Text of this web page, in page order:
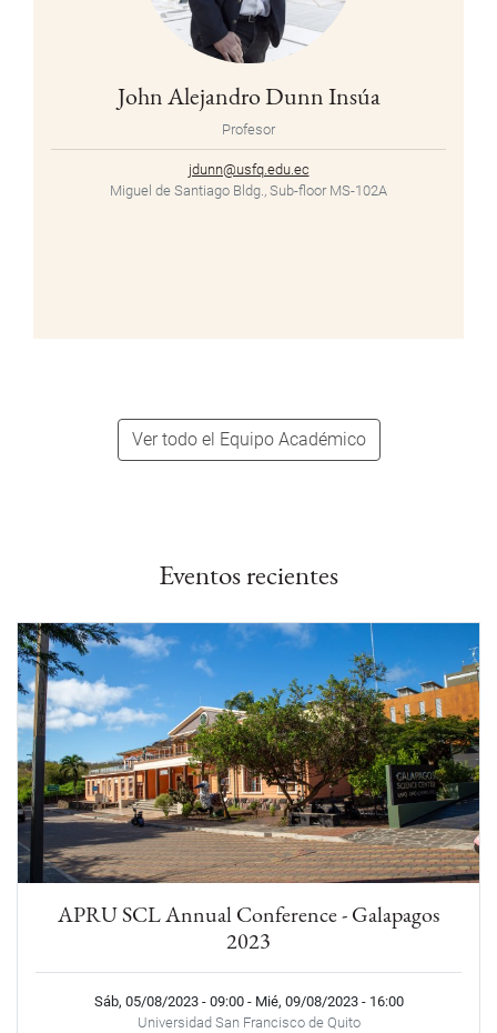
John Alejandro Dunn Insúa
Profesor
jdunn@usfq.edu.ec
Miguel de Santiago Bldg., Sub-floor MS-102A
Ver todo el Equipo Académico
Eventos recientes
APRU SCL Annual Conference - Galapagos
2023
Sáb, 05/08/2023 - 09:00- Mié, 09/08/2023 - 16:00
Universidad San Francisco de Quito